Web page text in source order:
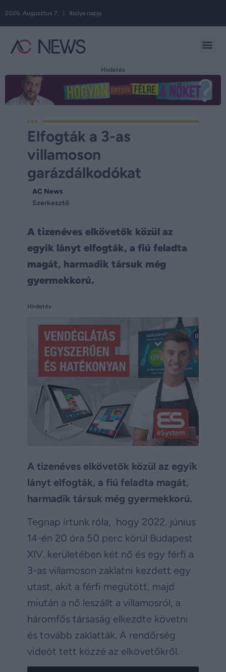
2026. Augusztus 7. | Ibolya napja
Hirdetés
Elfogták a 3-as
villamoson
garázdálkodókat
AC News
Szerkesztő
A tizenéves elkövetők közül az
egyik lányt elfogták, a fiú feladta
magát, harmadik társuk még
gyermekkorú.
Hirdetés
A tizenéves elkövetők közül az egyik
lányt elfogták, a fiú feladta magát,
harmadik társuk még gyermekkorú.
Tegnap írtunk róla, hogy 2022. június
14-én 20 óra 50 perc körül Budapest
XIV. kerületében két nő és egy férfi a
3-as villamoson zaklatni kezdett egy
utast, akit a férfi megütött, majd
miután a nő leszállt a villamosról, a
háromfős társaság elkezdte követni
és tovább zaklatták. A rendőrség
videót tett közzé az elkövetőkről.